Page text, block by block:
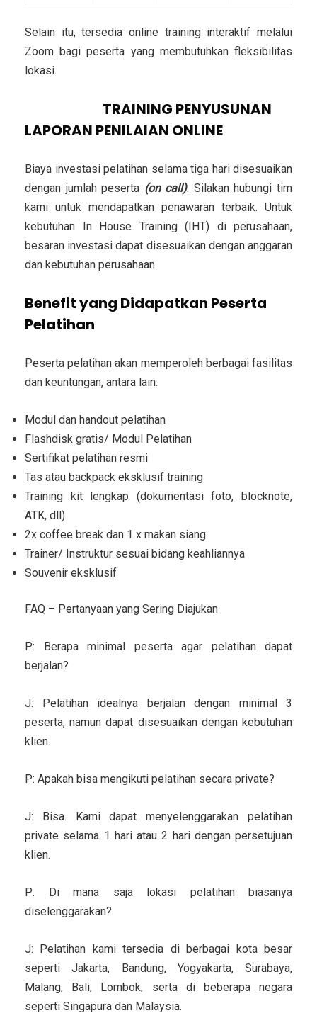
Selain itu, tersedia online training interaktif melalui
Zoom bagi peserta yang membutuhkan fleksibilitas
lokasi.
TRAINING PENYUSUNAN
LAPORAN PENILAIAN ONLINE
Biaya investasi pelatihan selama tiga hari disesuaikan
dengan jumlah peserta (on call). Silakan hubungi tim
kami untuk mendapatkan penawaran terbaik. Untuk
kebutuhan In House Training (IHT) di perusahaan,
besaran investasi dapat disesuaikan dengan anggaran
dan kebutuhan perusahaan.
Benefit yang Didapatkan Peserta
Pelatihan
Peserta pelatihan akan memperoleh berbagai fasilitas
dan keuntungan, antara lain:
Modul dan handout pelatihan
Flashdisk gratis/ Modul Pelatihan
Sertifikat pelatihan resmi
Tas atau backpack eksklusif training
Training kit lengkap (dokumentasi foto, blocknote,
ATK, dll)
2x coffee break dan 1 x makan siang
Trainer/ Instruktur sesuai bidang keahliannya
Souvenir eksklusif
FAQ – Pertanyaan yang Sering Diajukan
P: Berapa minimal peserta agar pelatihan dapat
berjalan?
J: Pelatihan idealnya berjalan dengan minimal 3
peserta, namun dapat disesuaikan dengan kebutuhan
klien.
P: Apakah bisa mengikuti pelatihan secara private?
J: Bisa. Kami dapat menyelenggarakan pelatihan
private selama 1 hari atau 2 hari dengan persetujuan
klien.
P: Di mana saja lokasi pelatihan biasanya
diselenggarakan?
J: Pelatihan kami tersedia di berbagai kota besar
seperti Jakarta, Bandung, Yogyakarta, Surabaya,
Malang, Bali, Lombok, serta di beberapa negara
seperti Singapura dan Malaysia.